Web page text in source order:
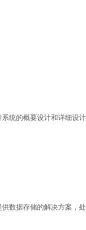
统的概要设计和详细设
数据存储的解决方案，